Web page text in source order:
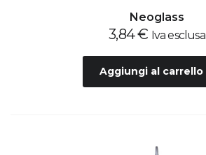
Neoglass
3,84€ Iva esclusa
Aggiungi al carrello